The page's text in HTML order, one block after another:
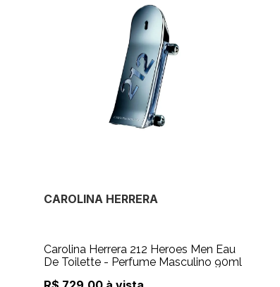
CAROLINA HERRERA
Carolina Herrera 212 Heroes Men Eau
De Toilette - Perfume Masculino 90ml